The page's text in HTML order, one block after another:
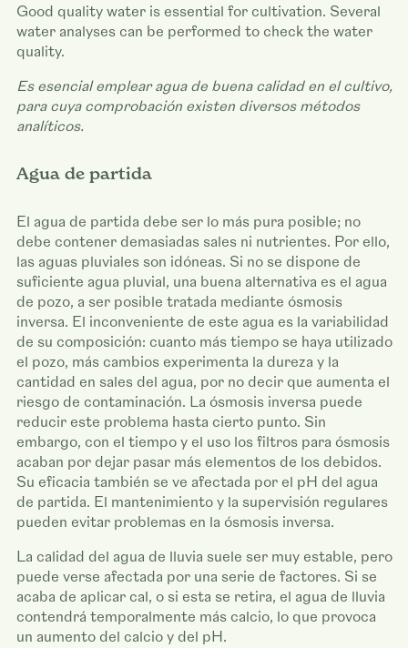
Good quality water is essential for cultivation. Several
water analyses can be performed to check the water
quality.
Es esencial emplear agua de buena calidad en el cultivo,
para cuya comprobación existen diversos métodos
analíticos.
Agua de partida
El agua de partida debe ser lo más pura posible; no
debe contener demasiadas sales ni nutrientes. Por ello,
las aguas pluviales son idóneas. Si no se dispone de
suficiente agua pluvial, una buena alternativa es el agua
de pozo, a ser posible tratada mediante ósmosis
inversa. El inconveniente de este agua es la variabilidad
de su composición: cuanto más tiempo se haya utilizado
el pozo, más cambios experimenta la dureza y la
cantidad en sales del agua, por no decir que aumenta el
riesgo de contaminación. La ósmosis inversa puede
reducir este problema hasta cierto punto. Sin
embargo, con el tiempo y el uso los filtros para ósmosis
acaban por dejar pasar más elementos de los debidos.
Su eficacia también se ve afectada por el pH del agua
de partida. El mantenimiento y la supervisión regulares
pueden evitar problemas en la ósmosis inversa.
La calidad del agua de lluvia suele ser muy estable, pero
puede verse afectada por una serie de factores. Si se
acaba de aplicar cal, o si esta se retira, el agua de lluvia
contendrá temporalmente más calcio, lo que provoca
un aumento del calcio y del pH.